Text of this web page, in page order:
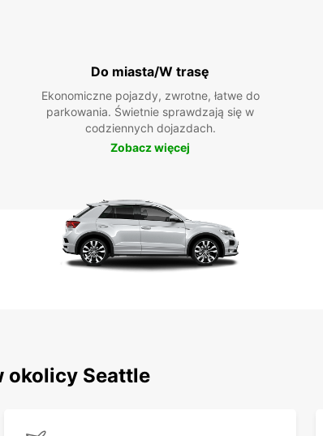
Do miasta/W trasę
Ekonomiczne pojazdy, zwrotne, łatwe do
parkowania. Świetnie sprawdzają się w
codziennych dojazdach.
Zobacz więcej
okolicy Seattle